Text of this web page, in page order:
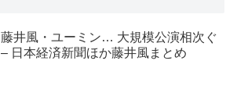
藤井風・ユーミン… 大規模公演相次ぐ
– 日本経済新聞ほか藤井風まとめ